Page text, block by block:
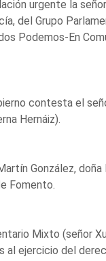
urgente la
del Grupo
Podemos-En
contesta el
Hernáiz).
González,
Fomento.
Mixto (señor
al ejercicio del